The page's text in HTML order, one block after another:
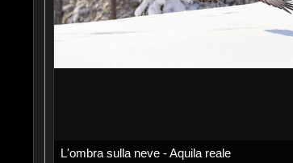
L'ombra sulla neve - Aquila reale